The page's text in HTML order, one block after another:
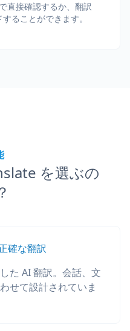
直接確認するか、翻訳
ることができます。
を選ぶの
確な翻訳
た AI 翻訳。会話、文
せて設計されていま